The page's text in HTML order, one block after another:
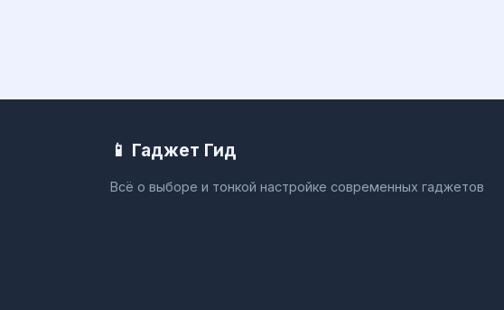
📱 Гаджет Гид
Всё о выборе и тонкой настройке современных гаджетов